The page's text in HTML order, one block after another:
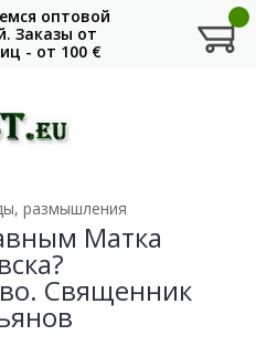
размышления
Матка
Священник